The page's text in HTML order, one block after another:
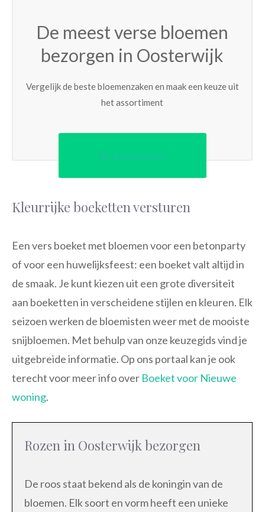
De meest verse bloemen
bezorgen in Oosterwijk
Vergelijk de beste bloemenzaken en maak een keuze uit
het assortiment
Nu bestellen
Kleurrijke boeketten versturen
Een vers boeket met bloemen voor een betonparty
of voor een huwelijksfeest: een boeket valt altijd in
de smaak. Je kunt kiezen uit een grote diversiteit
aan boeketten in verscheidene stijlen en kleuren. Elk
seizoen werken de bloemisten weer met de mooiste
snijbloemen. Met behulp van onze keuzegids vind je
uitgebreide informatie. Op ons portaal kan je ook
terecht voor meer info over Boeket voor Nieuwe
woning.
Rozen in Oosterwijk bezorgen
De roos staat bekend als de koningin van de
bloemen. Elk soort en vorm heeft een unieke